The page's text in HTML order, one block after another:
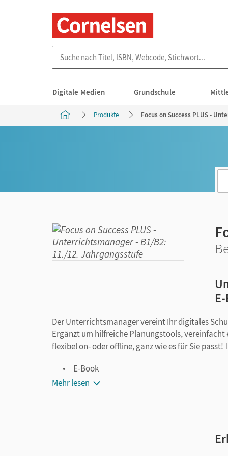
Digitale Medien Grundschule
Produkte Focus on Success PLUS -
Der Unterrichtsmanager vereint Ihr digitales
Ergänzt um hilfreiche Planungstools,
flexibel on- oder offline, ganz wie es für Sie
E-Book
kapitelgenaue Materialanordnung
Mehr lesen